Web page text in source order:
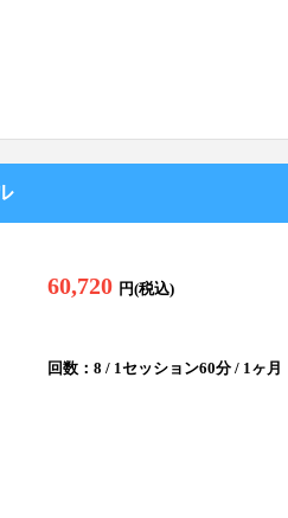
60,720 円(税込)
回数：8 / 1セッション60分 / 1ヶ月